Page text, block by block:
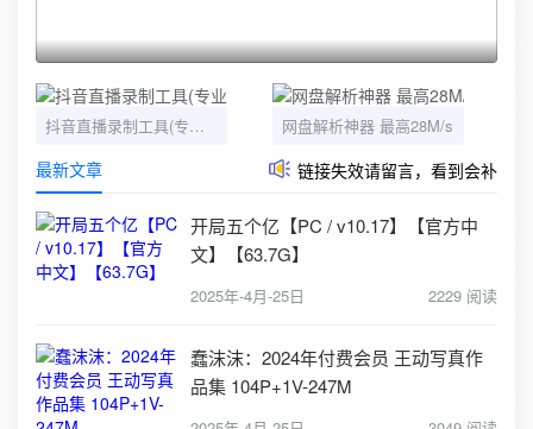
抖音直播录制工具(专业优化版) 网盘解析神器 最高28M/s
最新文章 链接失效请留言，看到会补
开局五个亿【PC / v10.17】【官方中
文】【63.7G】
2025年-4月-25日 2229 阅读
蠢沫沫：2024年付费会员 王动写真作
品集 104P+1V-247M